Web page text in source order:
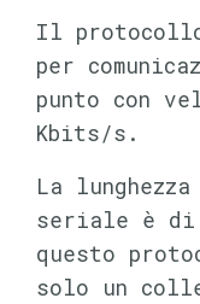
Il
per
punto con
Kbits/s.
La
seriale è di
questo
solo un